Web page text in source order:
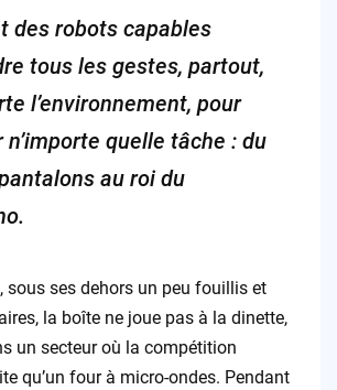
des robots capables
tous les gestes, partout,
l’environnement, pour
quelle tâche : du
au roi du
sous ses dehors un peu fouillis et
la boîte ne joue pas à la dinette,
un secteur où la compétition
qu’un four à micro-ondes. Pendant